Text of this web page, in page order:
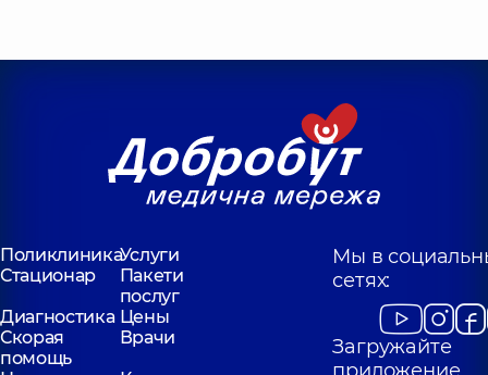
ПоликлиникаУслуги
Стационар
Пакети
послуг
Диагностика Цены
Скорая
помощь
Врачи
Мы в
сетях:
Загружайте